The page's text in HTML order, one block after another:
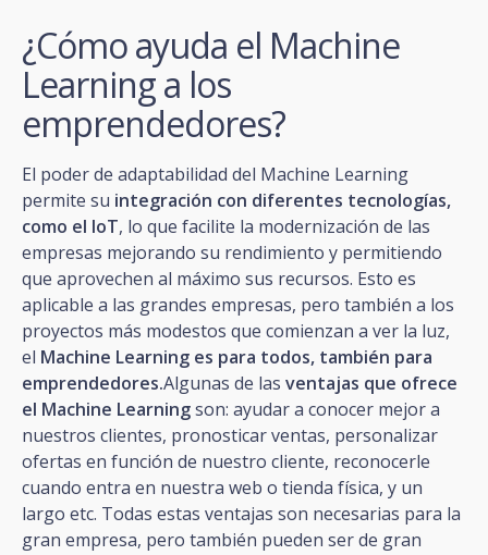
¿Cómo ayuda el Machine
Learning a los
emprendedores?
El poder de adaptabilidad del Machine Learning
permite su integración con diferentes tecnologías,
como el IoT, lo que facilite la modernización de las
empresas mejorando su rendimiento y permitiendo
que aprovechen al máximo sus recursos. Esto es
aplicable a las grandes empresas, pero también a los
proyectos más modestos que comienzan a ver la luz,
el Machine Learning es para todos, también para
emprendedores.Algunas de las ventajas que ofrece
el Machine Learningson: ayudar a conocer mejor a
nuestros clientes, pronosticar ventas, personalizar
ofertas en función de nuestro cliente, reconocerle
cuando entra en nuestra web o tienda física, y un
largo etc. Todas estas ventajas son necesarias para la
gran empresa, pero también pueden ser de gran